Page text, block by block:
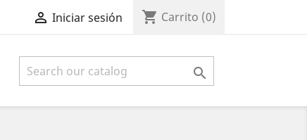
 Iniciar sesión shopping_cart Carrito (0)
